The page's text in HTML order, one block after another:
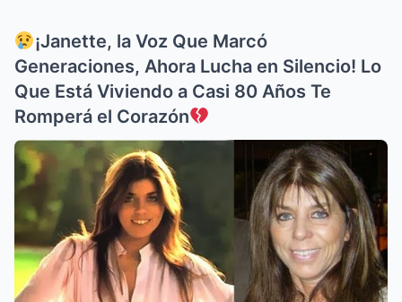
¡Janette, la Voz Que Marcó
Generaciones, Ahora Lucha en Silencio! Lo
Que Está Viviendo a Casi 80 Años Te
Romperá el Corazón